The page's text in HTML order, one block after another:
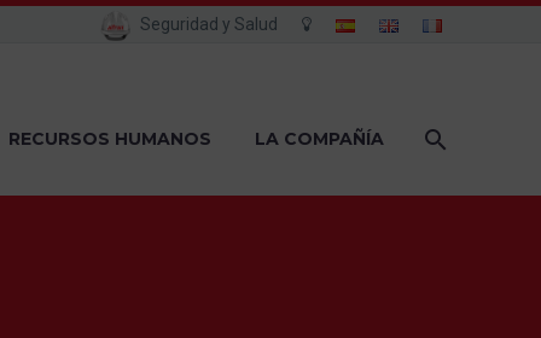
Seguridad y Salud
RECURSOS HUMANOS LA COMPAÑÍA